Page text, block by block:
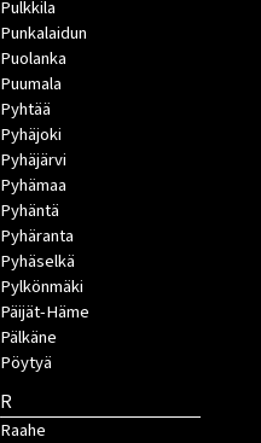
Pulkkila
Punkalaidun
Puolanka
Puumala
Pyhtää
Pyhäjoki
Pyhäjärvi
Pyhämaa
Pyhäntä
Pyhäranta
Pyhäselkä
Pylkönmäki
Päijät-Häme
Pälkäne
Pöytyä
R
Raahe